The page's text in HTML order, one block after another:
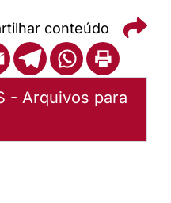
conteúdo
- Arquivos para